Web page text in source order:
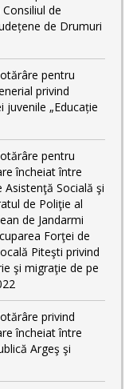
de
de Drumuri
pentru
privind
juvenile „Educație
pentru
încheiat între
Asistenţă Socială şi
de Poliţie al
de Jandarmi
Forţei de
Piteşti privind
şi migraţie de pe
privind
încheiat între
Argeş şi